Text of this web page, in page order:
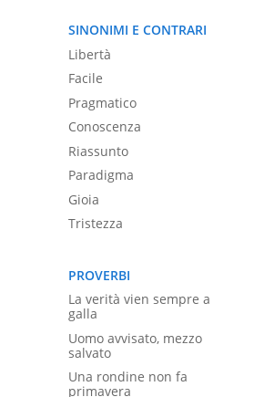
SINONIMI E CONTRARI
Libertà
Facile
Pragmatico
Conoscenza
Riassunto
Paradigma
Gioia
Tristezza
PROVERBI
La verità vien sempre a
galla
Uomo avvisato, mezzo
salvato
Una rondine non fa
primavera